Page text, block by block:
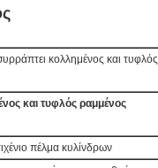
κολλημένος και τυφλός
και τυφλός ραμμένος
πέλμα κυλίνδρων